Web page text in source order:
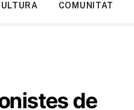
COMUNITAT
de